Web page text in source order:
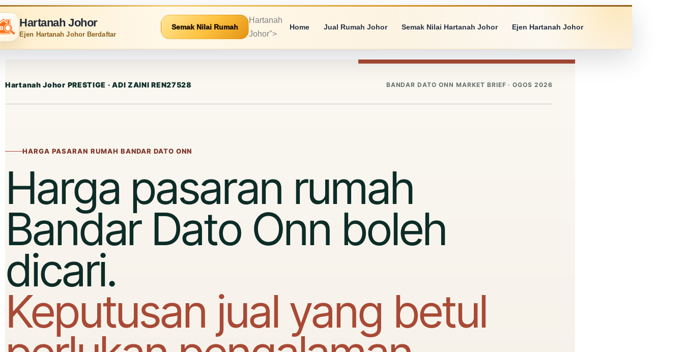
Hartanah Johor
Ejen Hartanah Johor Berdaftar
Semak Nilai Rumah
Hartanah
Johor">
Home Jual Rumah Johor Semak Nilai Hartanah Johor Ejen Hartanah Johor
Hartanah Johor PRESTIGE · ADI ZAINI REN27528 BANDAR DATO ONN MARKET BRIEF · OGOS 2026
HARGA PASARAN RUMAH BANDAR DATO ONN
Harga pasaran rumah
Bandar Dato Onn boleh
dicari.
Keputusan jual yang betul